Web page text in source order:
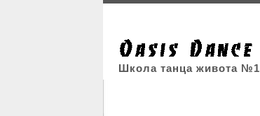
Школа танца живота №1